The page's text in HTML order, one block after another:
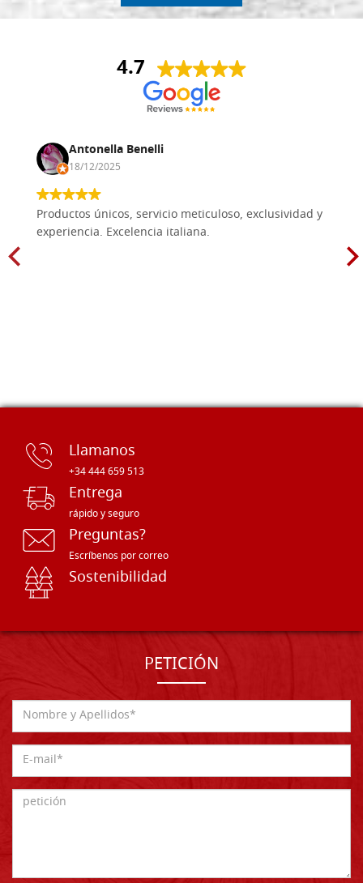
4.7
Antonella Benelli
18/12/2025
Productos únicos, servicio meticuloso, exclusividad y
experiencia. Excelencia italiana.
Llamanos
+34 444 659 513
Entrega
rápido y seguro
Preguntas?
Escríbenos por correo
Sostenibilidad
PETICIÓN